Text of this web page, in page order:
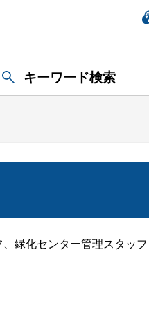
キーワード検索
緑化センター管理スタッフ